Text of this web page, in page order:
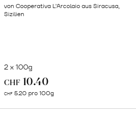
von Cooperativa L’Arcolaio aus Siracusa,
Sizilien
2 x 100g
CHF 10.40
CHF 5.20 pro 100g